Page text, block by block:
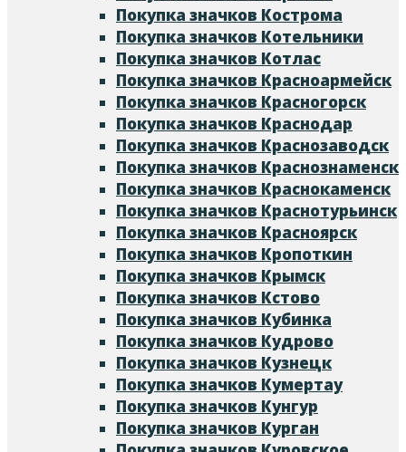
Покупка значков Кострома
Покупка значков Котельники
Покупка значков Котлас
Покупка значков Красноармейск
Покупка значков Красногорск
Покупка значков Краснодар
Покупка значков Краснозаводск
Покупка значков Краснознаменск
Покупка значков Краснокаменск
Покупка значков Краснотурьинск
Покупка значков Красноярск
Покупка значков Кропоткин
Покупка значков Крымск
Покупка значков Кстово
Покупка значков Кубинка
Покупка значков Кудрово
Покупка значков Кузнецк
Покупка значков Кумертау
Покупка значков Кунгур
Покупка значков Курган